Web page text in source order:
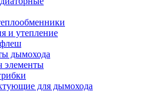
и утепление
дымохода
элементы
для дымохода